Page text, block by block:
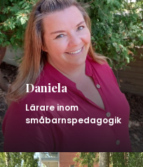
Daniela
Lärare inom
småbarnspedagogik